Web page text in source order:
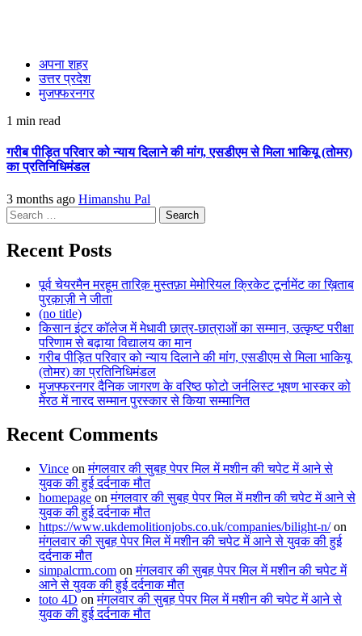
अपना शहर
उत्तर प्रदेश
मुजफ्फरनगर
1 min read
गरीब पीड़ित परिवार को न्याय दिलाने की मांग, एसडीएम से मिला भाकियू (तोमर)
का प्रतिनिधिमंडल
3 months ago Himanshu Pal
Search
for:
Recent Posts
पूर्व चेयरमैन मरहूम तारिक़ मुस्तफ़ा मेमोरियल क्रिकेट टूर्नामेंट का ख़िताब
पुरक़ाज़ी ने जीता
(no title)
किसान इंटर कॉलेज में मेधावी छात्र-छात्राओं का सम्मान, उत्कृष्ट परीक्षा
परिणाम से बढ़ाया विद्यालय का मान
गरीब पीड़ित परिवार को न्याय दिलाने की मांग, एसडीएम से मिला भाकियू
(तोमर) का प्रतिनिधिमंडल
मुजफ्फरनगर दैनिक जागरण के वरिष्ठ फोटो जर्नलिस्ट भूषण भास्कर को
मेरठ में नारद सम्मान पुरस्कार से किया सम्मानित
Recent Comments
Vince onमंगलवार की सुबह पेपर मिल में मशीन की चपेट में आने से
युवक की हुई दर्दनाक मौत
homepage onमंगलवार की सुबह पेपर मिल में मशीन की चपेट में आने से
युवक की हुई दर्दनाक मौत
https://www.ukdemolitionjobs.co.uk/companies/bilight-n/on
मंगलवार की सुबह पेपर मिल में मशीन की चपेट में आने से युवक की हुई
दर्दनाक मौत
simpalcrm.com onमंगलवार की सुबह पेपर मिल में मशीन की चपेट में
आने से युवक की हुई दर्दनाक मौत
toto 4D onमंगलवार की सुबह पेपर मिल में मशीन की चपेट में आने से
युवक की हुई दर्दनाक मौत